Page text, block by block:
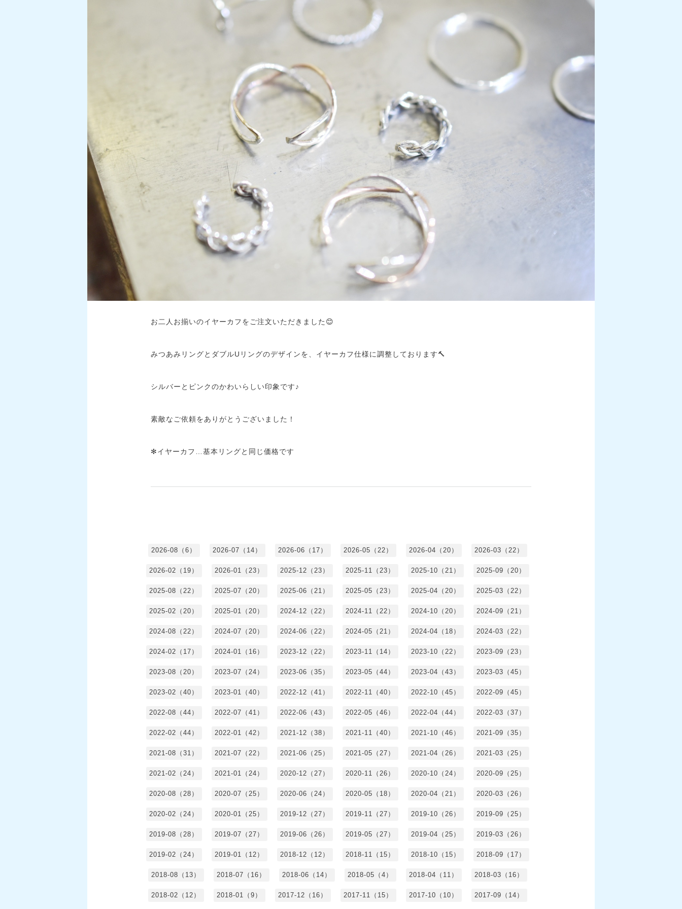
お二人お揃いのイヤーカフをご注文いただきました😊
みつあみリングとダブルUリングのデザインを、イヤーカフ仕様に調整しております🔨
シルバーとピンクのかわいらしい印象です♪
素敵なご依頼をありがとうございました！
✻イヤーカフ…基本リングと同じ価格です
2026-08（6） 2026-07（14） 2026-06（17） 2026-05（22） 2026-04（20） 2026-03（22）
2026-02（19） 2026-01（23） 2025-12（23） 2025-11（23） 2025-10（21） 2025-09（20）
2025-08（22） 2025-07（20） 2025-06（21） 2025-05（23） 2025-04（20） 2025-03（22）
2025-02（20） 2025-01（20） 2024-12（22） 2024-11（22） 2024-10（20） 2024-09（21）
2024-08（22） 2024-07（20） 2024-06（22） 2024-05（21） 2024-04（18） 2024-03（22）
2024-02（17） 2024-01（16） 2023-12（22） 2023-11（14） 2023-10（22） 2023-09（23）
2023-08（20） 2023-07（24） 2023-06（35） 2023-05（44） 2023-04（43） 2023-03（45）
2023-02（40） 2023-01（40） 2022-12（41） 2022-11（40） 2022-10（45） 2022-09（45）
2022-08（44） 2022-07（41） 2022-06（43） 2022-05（46） 2022-04（44） 2022-03（37）
2022-02（44） 2022-01（42） 2021-12（38） 2021-11（40） 2021-10（46） 2021-09（35）
2021-08（31） 2021-07（22） 2021-06（25） 2021-05（27） 2021-04（26） 2021-03（25）
2021-02（24） 2021-01（24） 2020-12（27） 2020-11（26） 2020-10（24） 2020-09（25）
2020-08（28） 2020-07（25） 2020-06（24） 2020-05（18） 2020-04（21） 2020-03（26）
2020-02（24） 2020-01（25） 2019-12（27） 2019-11（27） 2019-10（26） 2019-09（25）
2019-08（28） 2019-07（27） 2019-06（26） 2019-05（27） 2019-04（25） 2019-03（26）
2019-02（24） 2019-01（12） 2018-12（12） 2018-11（15） 2018-10（15） 2018-09（17）
2018-08（13） 2018-07（16） 2018-06（14） 2018-05（4） 2018-04（11） 2018-03（16）
2018-02（12） 2018-01（9） 2017-12（16） 2017-11（15） 2017-10（10） 2017-09（14）